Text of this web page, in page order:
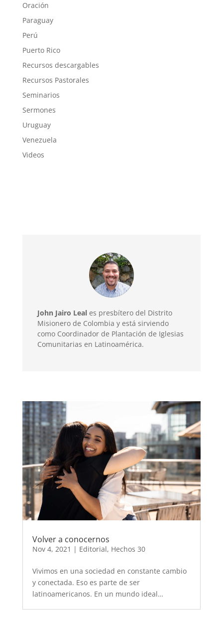
Oración
Paraguay
Perú
Puerto Rico
Recursos descargables
Recursos Pastorales
Seminarios
Sermones
Uruguay
Venezuela
Videos
John Jairo Leales presbítero del Distrito
Misionero de Colombia y está sirviendo
como Coordinador de Plantación de Iglesias
Comunitarias en Latinoamérica.
Volver a conocernos
Nov 4, 2021 | Editorial, Hechos 30
Vivimos en una sociedad en constante cambio
y conectada. Eso es parte de ser
latinoamericanos. En un mundo ideal…